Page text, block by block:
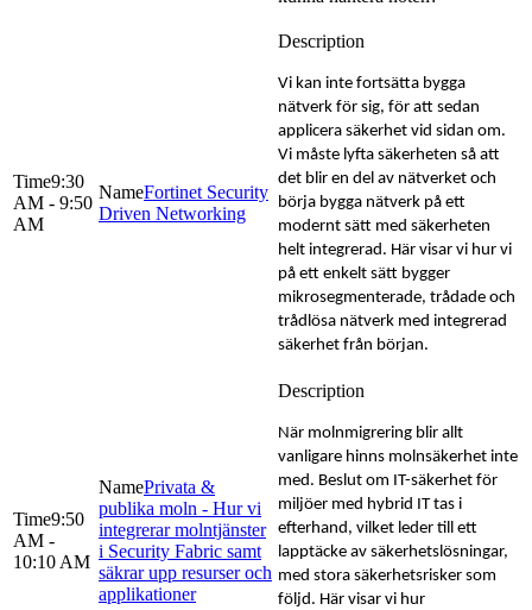
9:30
AM - 9:50
AM
Fortinet Security
Driven Networking
Vi kan inte fortsätta bygga
nätverk för sig, för att sedan
applicera säkerhet vid sidan om.
Vi måste lyfta säkerheten så att
det blir en del av nätverket och
börja bygga nätverk på ett
modernt sätt med säkerheten
helt integrerad. Här visar vi hur vi
på ett enkelt sätt bygger
mikrosegmenterade, trådade och
trådlösa nätverk med integrerad
säkerhet från början.
9:50
AM -
10:10 AM
Privata &
publika moln - Hur vi
integrerar molntjänster
i Security Fabric samt
säkrar upp resurser och
applikationer
När molnmigrering blir allt
vanligare hinns molnsäkerhet inte
med. Beslut om IT-säkerhet för
miljöer med hybrid IT tas i
efterhand, vilket leder till ett
lapptäcke av säkerhetslösningar,
med stora säkerhetsrisker som
följd. Här visar vi hur